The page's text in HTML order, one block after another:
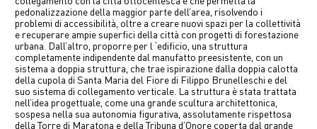
pedonalizzazione della maggior parte dell’area, risolvendo i
problemi di accessibilità, oltre a creare nuovi spazi per la collettività
e recuperare ampie superfici della città con progetti di forestazione
urbana. Dall’altro, proporre per l ‘edificio, una struttura
completamente indipendente dal manufatto preesistente, con un
sistema a doppia struttura, che trae ispirazione dalla doppia calotta
della cupola di Santa Maria del Fiore di Filippo Brunelleschi e del
suo sistema di collegamento verticale. La struttura è stata trattata
nell’idea progettuale, come una grande scultura architettonica,
sospesa nella sua autonomia figurativa, assolutamente rispettosa
della Torre di Maratona e della Tribuna d’Onore coperta dal grande